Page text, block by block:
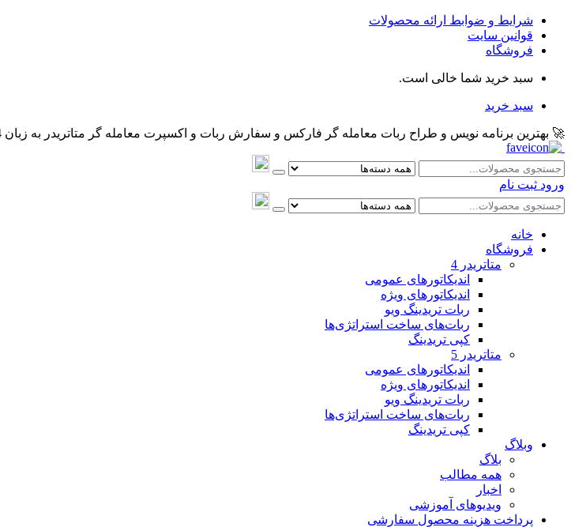
شرایط و ضوابط ارائه محصولات
قوانین سایت
فروشگاه
سبد خرید شما خالی است.
سبد خرید
🚀 بهترین برنامه نویس و طراح ربات معامله گر فارکس و سفارش ربات و اکسپرت معامله گر متاتریدر به زبان MQL4 و MQL5 | متااکسپرت
ورود ثبت نام
خانه
فروشگاه
متاتريدر 4
اندیکاتورهای عمومی
اندیکاتورهای ویژه
ربات تریدینگ ویو
ربات‌های ساخت استراتژی‌ها
کپی تریدینگ
متاتريدر 5
اندیکاتورهای عمومی
اندیکاتورهای ویژه
ربات تریدینگ ویو
ربات‌های ساخت استراتژی‌ها
کپی تریدینگ
وبلاگ
بلاگ
همه مطالب
اخبار
ویدیوهای آموزشی
پرداخت هزینه محصول سفارشی